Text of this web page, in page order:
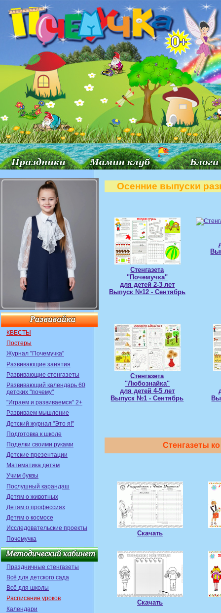
КВЕСТЫ
Постеры
Журнал "Почемучка"
Развивающие занятия
Развивающие стенгазеты
Развивающий календарь 60
детских "почему"
"Играем и развиваемся" 2+
Развиваем мышление
Детский журнал "Это я!"
Подготовка к школе
Поделки своими руками
Детские презентации
Математика детям
Учим буквы
Послушный карандаш
Детям о животных
Детям о профессиях
Детям о космосе
Исследовательские проекты
Почемучка
Праздничные стенгазеты
Всё для детского сада
Всё для школы
Расписание уроков
Календари
Осенние выпуски
Стенгазета
"Почемучка"
для детей 2-3 лет
Выпуск №12 - Сентябрь
Стенгазета
"Любознайка"
для детей 4-5 лет
Выпуск №1 - Сентябрь
Стенгазеты
Скачать
Скачать